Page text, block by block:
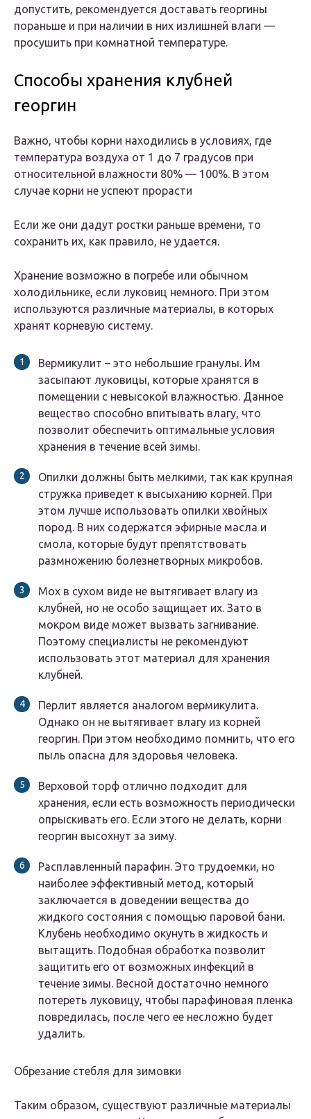
допустить, рекомендуется доставать георгины
пораньше и при наличии в них излишней влаги —
просушить при комнатной температуре.
Способы хранения клубней
георгин
Важно, чтобы корни находились в условиях, где
температура воздуха от 1 до 7 градусов при
относительной влажности 80% — 100%. В этом
случае корни не успеют прорасти
Если же они дадут ростки раньше времени, то
сохранить их, как правило, не удается.
Хранение возможно в погребе или обычном
холодильнике, если луковиц немного. При этом
используются различные материалы, в которых
хранят корневую систему.
Вермикулит – это небольшие гранулы. Им
засыпают луковицы, которые хранятся в
помещении с невысокой влажностью. Данное
вещество способно впитывать влагу, что
позволит обеспечить оптимальные условия
хранения в течение всей зимы.
Опилки должны быть мелкими, так как крупная
стружка приведет к высыханию корней. При
этом лучше использовать опилки хвойных
пород. В них содержатся эфирные масла и
смола, которые будут препятствовать
размножению болезнетворных микробов.
Мох в сухом виде не вытягивает влагу из
клубней, но не особо защищает их. Зато в
мокром виде может вызвать загнивание.
Поэтому специалисты не рекомендуют
использовать этот материал для хранения
клубней.
Перлит является аналогом вермикулита.
Однако он не вытягивает влагу из корней
георгин. При этом необходимо помнить, что его
пыль опасна для здоровья человека.
Верховой торф отлично подходит для
хранения, если есть возможность периодически
опрыскивать его. Если этого не делать, корни
георгин высохнут за зиму.
Расплавленный парафин. Это трудоемки, но
наиболее эффективный метод, который
заключается в доведении вещества до
жидкого состояния с помощью паровой бани.
Клубень необходимо окунуть в жидкость и
вытащить. Подобная обработка позволит
защитить его от возможных инфекций в
течение зимы. Весной достаточно немного
потереть луковицу, чтобы парафиновая пленка
повредилась, после чего ее несложно будет
удалить.
Обрезание стебля для зимовки
Таким образом, существуют различные материалы